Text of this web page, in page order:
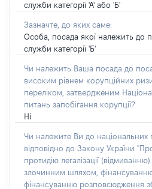
служби категорії 'А' або 'Б'
Зазначте, до яких саме:
Особа, посада якої належить до
служби категорії 'Б'
Чи належить Ваша посада до
високим рівнем корупційних
переліком, затвердженим
питань запобігання корупції?
Ні
Чи належите Ви до національних
відповідно до Закону України
протидію легалізації
злочинним шляхом,
фінансуванню розповсюдження